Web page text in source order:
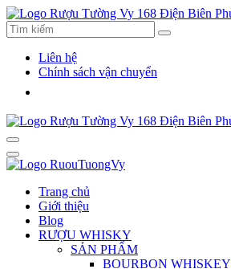
Liên hệ
Chính sách vận chuyển
Trang chủ
Giới thiệu
Blog
RƯỢU WHISKY
SẢN PHẨM
BOURBON WHISKEY